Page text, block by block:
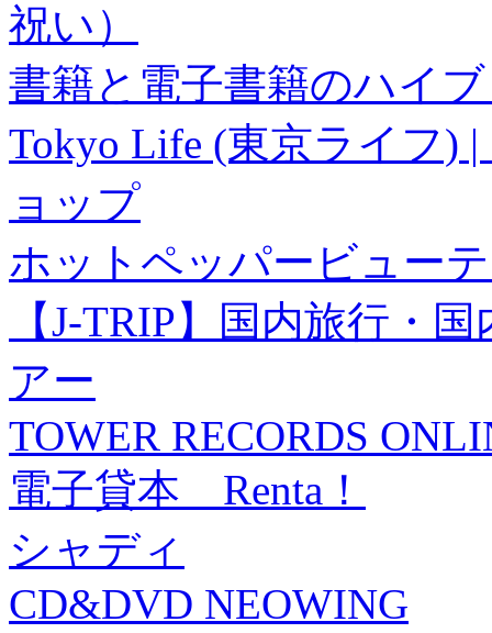
祝い）
書籍と電子書籍のハイ
Tokyo Life (東京ライフ)
ョップ
ホットペッパービュー
【J-TRIP】国内旅行・
アー
TOWER RECORDS
電子貸本 Renta！
シャディ
CD&DVD NEOWING